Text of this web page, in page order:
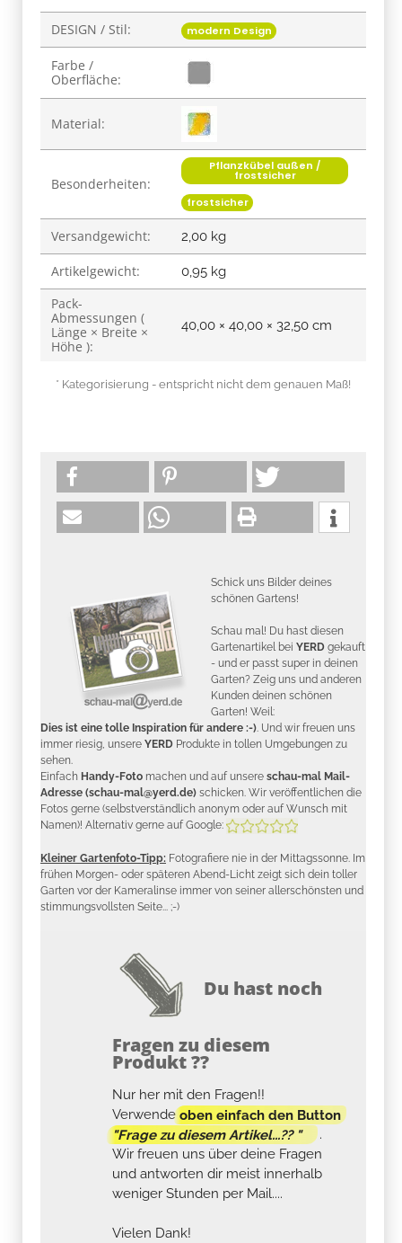
DESIGN / Stil: modern Design
Farbe /
Oberfläche:
Material:
Besonderheiten:
Pflanzkübel außen /
frostsicher
frostsicher
Versandgewicht: 2,00 kg
Artikelgewicht: 0,95 kg
Pack-
Abmessungen (
Länge × Breite ×
Höhe ):
40,00 × 40,00 × 32,50 cm
* Kategorisierung - entspricht nicht dem genauen Maß!
Schick uns Bilder deines
schönen Gartens!
Schau mal! Du hast diesen
Gartenartikel bei YERD gekauft
- und er passt super in deinen
Garten? Zeig uns und anderen
Kunden deinen schönen
Garten! Weil:
Dies ist eine tolle Inspiration für andere :-). Und wir freuen uns
immer riesig, unsere YERD Produkte in tollen Umgebungen zu
sehen.
Einfach Handy-Foto machen und auf unsere schau-mal Mail-
Adresse (schau-mal@yerd.de) schicken. Wir veröffentlichen die
Fotos gerne (selbstverständlich anonym oder auf Wunsch mit
Namen)! Alternativ gerne auf Google:
Kleiner Gartenfoto-Tipp: Fotografiere nie in der Mittagssonne. Im
frühen Morgen- oder späteren Abend-Licht zeigt sich dein toller
Garten vor der Kameralinse immer von seiner allerschönsten und
stimmungsvollsten Seite... ;-)
Du hast noch
Fragen zu diesem
Produkt ??
Nur her mit den Fragen!!
Verwendeoben einfach den Button
"Frage zu diesem Artikel...?? "
.
Wir freuen uns über deine Fragen
und antworten dir meist innerhalb
weniger Stunden per Mail....
Vielen Dank!